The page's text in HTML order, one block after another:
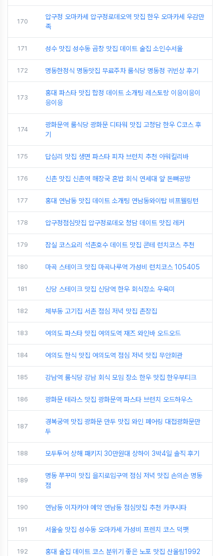
170
압구정 오마카세 압구정로데오역 맛집 한우 오마카세 우감만
족
171 성수 맛집 성수동 곱창 맛집 데이트 술집 소인수서울
172 명동한정식 명동맛집 무료주차 룸식당 명동정 귀빈상 후기
173
홍대 파스타 맛집 합정 데이트 소개팅 레스토랑 이응이응이
응이응
174
광화문역 룸식당 광화문 디타워 맛집 고청담 한우 C코스 후
기
175 답십리 맛집 생면 파스타 피자 브런치 추천 아워킬리바
176 신촌 맛집 신촌역 해장국 혼밥 회식 연세대 앞 돈뼈공방
177 홍대 연남동 맛집 데이트 소개팅 연남동와이탑 비프웰링턴
178 압구정점심맛집 압구정로데오 청담 데이트 맛집 레커
179 잠실 코스요리 석촌호수 데이트 맛집 콘테 런치코스 추천
180 마곡 스테이크 맛집 마곡나루역 가성비 런치코스 105405
181 신당 스테이크 맛집 신당역 한우 회식장소 우육미
182 체부동 고기집 서촌 점심 저녁 맛집 촌장집
183 여의도 파스타 맛집 여의도역 재즈 와인바 오드오드
184 여의도 한식 맛집 여의도역 점심 저녁 맛집 무안회관
185 강남역 룸식당 강남 회식 모임 장소 한우 맛집 한우부티크
186 광화문 테라스 맛집 광화문역 파스타 브런치 오드하우스
187
경복궁역 맛집 광화문 만두 맛집 와인 페어링 대접광화문만
두
188 모두투어 상해 패키지 30만원대 상하이 3박4일 솔직 후기
189
명동 쭈꾸미 맛집 을지로입구역 점심 저녁 맛집 손의손 명동
점
190 연남동 이자카야 예약 연남동 점심맛집 추천 카쿠시타
191 서울숲 맛집 성수동 오마카세 가성비 프렌치 코스 덕팻
192 홍대 술집 데이트 코스 분위기 좋은 노포 맛집 산울림1992